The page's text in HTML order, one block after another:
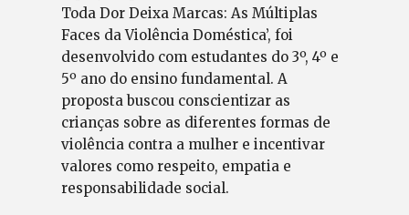
Toda Dor Deixa Marcas: As Múltiplas
Faces da Violência Doméstica’, foi
desenvolvido com estudantes do 3º, 4º e
5º ano do ensino fundamental. A
proposta buscou conscientizar as
crianças sobre as diferentes formas de
violência contra a mulher e incentivar
valores como respeito, empatia e
responsabilidade social.